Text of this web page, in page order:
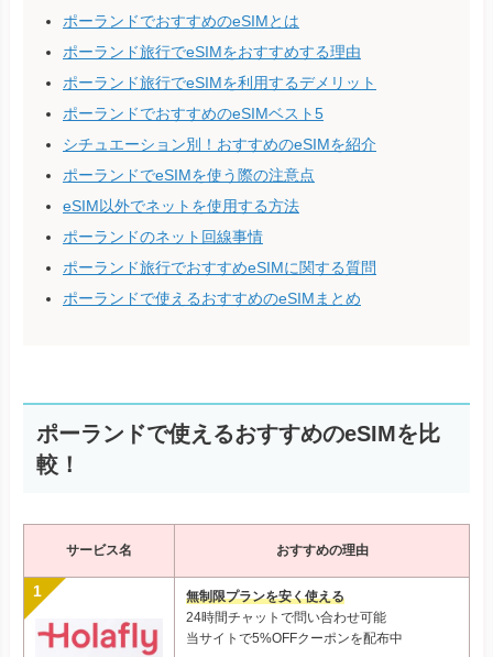
ポーランドでおすすめのeSIMとは
ポーランド旅行でeSIMをおすすめする理由
ポーランド旅行でeSIMを利用するデメリット
ポーランドでおすすめのeSIMベスト5
シチュエーション別！おすすめのeSIMを紹介
ポーランドでeSIMを使う際の注意点
eSIM以外でネットを使用する方法
ポーランドのネット回線事情
ポーランド旅行でおすすめeSIMに関する質問
ポーランドで使えるおすすめのeSIMまとめ
ポーランドで使えるおすすめのeSIMを比
較！
サービス名 おすすめの理由
無制限プランを安く使える
24時間チャットで問い合わせ可能
当サイトで5%OFFクーポンを配布中